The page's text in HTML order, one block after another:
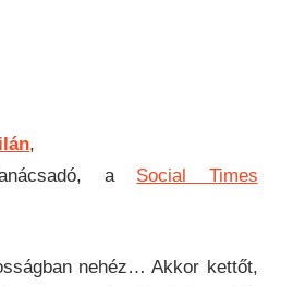
,
a Social Times
nehéz… Akkor kettőt,